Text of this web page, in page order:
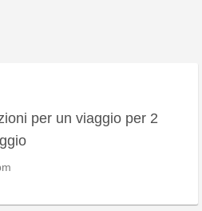
per un viaggio per 2